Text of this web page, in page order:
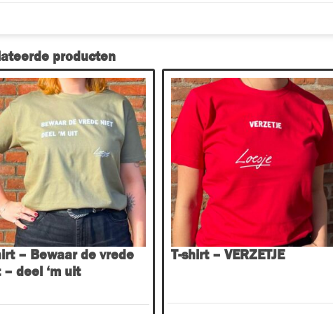
producten
– Bewaar de vrede
deel ‘m uit
T-shirt – VERZETJE
Dit
product
heeft
meerdere
variaties.
Deze
optie
kan
gekozen
worden
op
de